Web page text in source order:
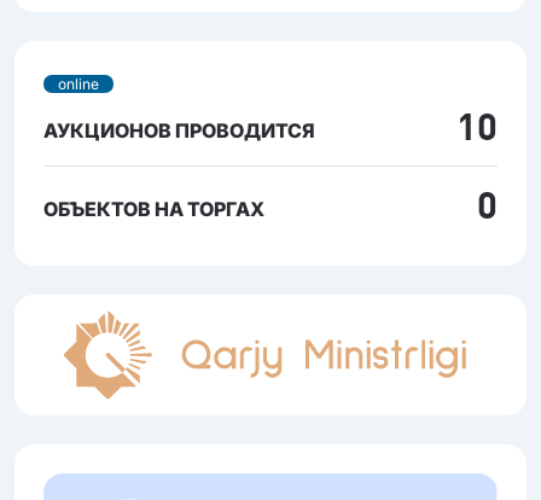
online
АУКЦИОНОВ ПРОВОДИТСЯ 10
ОБЪЕКТОВ НА ТОРГАХ 0